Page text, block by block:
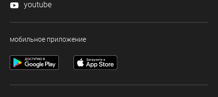
youtube
мобильное приложение